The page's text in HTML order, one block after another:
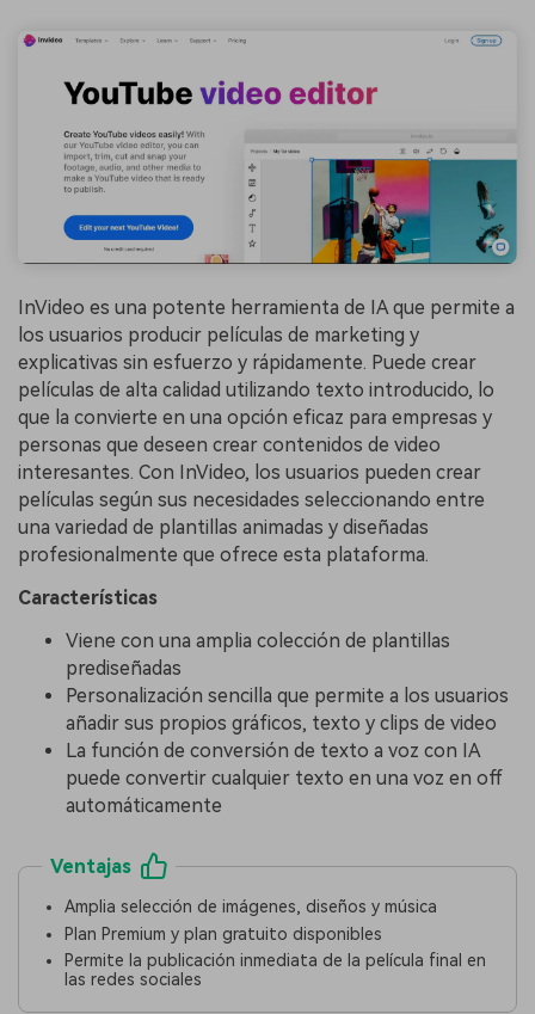
InVideo es una potente herramienta de IA que permite a
los usuarios producir películas de marketing y
explicativas sin esfuerzo y rápidamente. Puede crear
películas de alta calidad utilizando texto introducido, lo
que la convierte en una opción eficaz para empresas y
personas que deseen crear contenidos de video
interesantes. Con InVideo, los usuarios pueden crear
películas según sus necesidades seleccionando entre
una variedad de plantillas animadas y diseñadas
profesionalmente que ofrece esta plataforma.
Características
Viene con una amplia colección de plantillas
prediseñadas
Personalización sencilla que permite a los usuarios
añadir sus propios gráficos, texto y clips de video
La función de conversión de texto a voz con IA
puede convertir cualquier texto en una voz en off
automáticamente
Ventajas
Amplia selección de imágenes, diseños y música
Plan Premium y plan gratuito disponibles
Permite la publicación inmediata de la película final en
las redes sociales